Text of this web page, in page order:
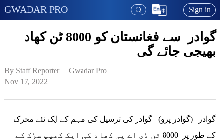
GWADAR PRO Sign in
گوادر سے فغانستان کو 8000 ٹن کھاد
بھیجی جائے گی
By Staff Reporter   | Gwadar Pro
Nov 17, 2022
کے طور پر 8000 ٹن ڈی اے پی کھاد کی ایک کھیپ سڑک کے